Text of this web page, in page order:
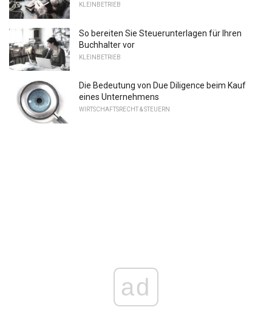
KLEINBETRIEB
So bereiten Sie Steuerunterlagen für Ihren
Buchhalter vor
KLEINBETRIEB
Die Bedeutung von Due Diligence beim Kauf
eines Unternehmens
WIRTSCHAFTSRECHT & STEUERN
ad